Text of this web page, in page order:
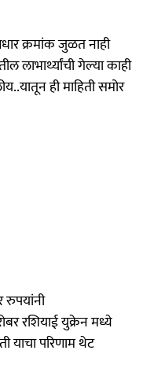
क्रमांक जुळत नाही
लाभार्थ्यांची गेल्या काही
ही माहिती समोर
रुपयांनी
रशियाई युक्रेन मध्ये
याचा परिणाम थेट